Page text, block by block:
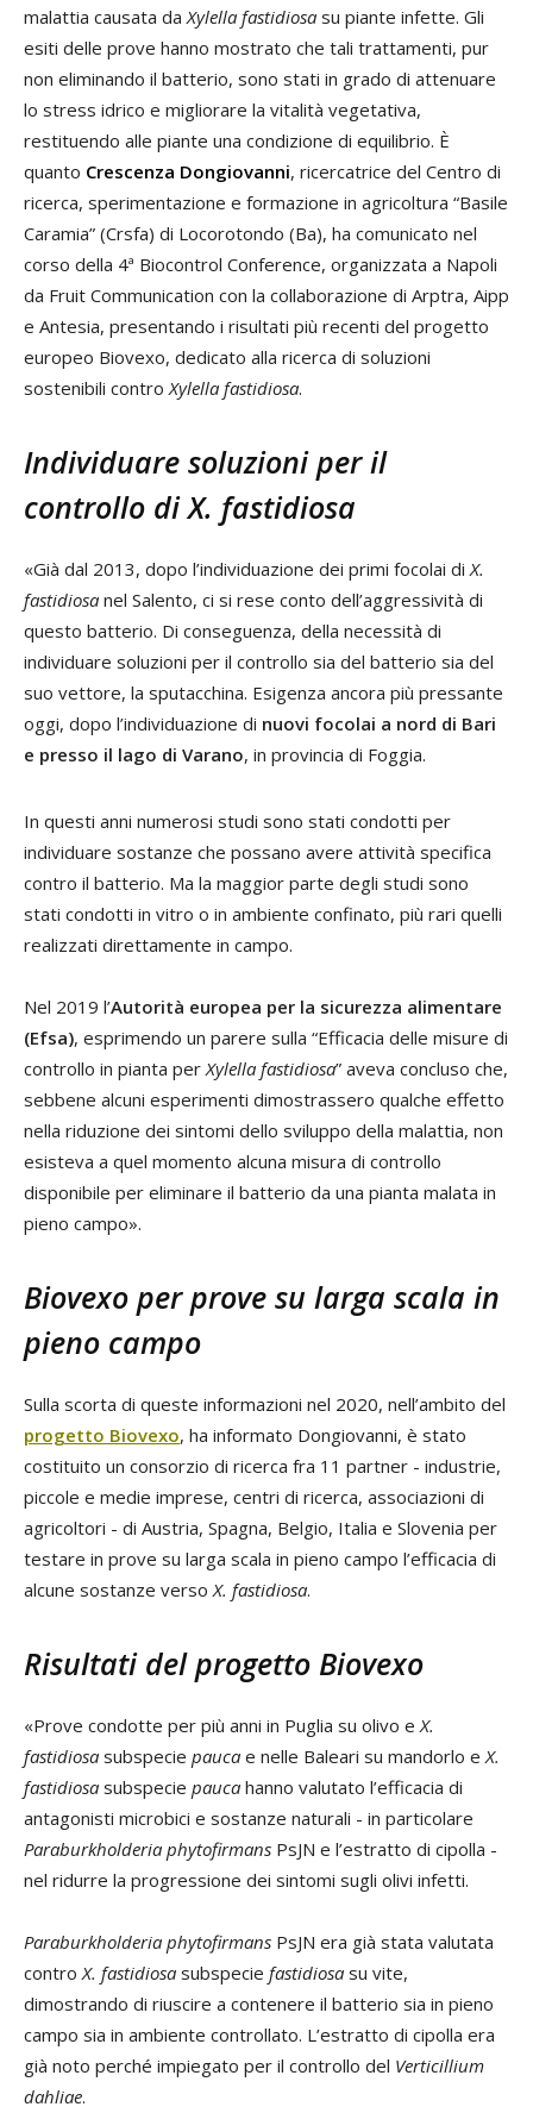
malattia causata da Xylella fastidiosa su piante infette. Gli
esiti delle prove hanno mostrato che tali trattamenti, pur
non eliminando il batterio, sono stati in grado di attenuare
lo stress idrico e migliorare la vitalità vegetativa,
restituendo alle piante una condizione di equilibrio. È
quanto Crescenza Dongiovanni, ricercatrice del Centro di
ricerca, sperimentazione e formazione in agricoltura “Basile
Caramia” (Crsfa) di Locorotondo (Ba), ha comunicato nel
corso della 4ª Biocontrol Conference, organizzata a Napoli
da Fruit Communication con la collaborazione di Arptra, Aipp
e Antesia, presentando i risultati più recenti del progetto
europeo Biovexo, dedicato alla ricerca di soluzioni
sostenibili contro Xylella fastidiosa.
Individuare soluzioni per il
controllo diX. fastidiosa
«Già dal 2013, dopo l’individuazione dei primi focolai di X.
fastidiosa nel Salento, ci si rese conto dell’aggressività di
questo batterio. Di conseguenza, della necessità di
individuare soluzioni per il controllo sia del batterio sia del
suo vettore, la sputacchina. Esigenza ancora più pressante
oggi, dopo l’individuazione di nuovi focolai a nord di Bari
e presso il lago di Varano, in provincia di Foggia.
In questi anni numerosi studi sono stati condotti per
individuare sostanze che possano avere attività specifica
contro il batterio. Ma la maggior parte degli studi sono
stati condotti in vitro o in ambiente confinato, più rari quelli
realizzati direttamente in campo.
Nel 2019 l’Autorità europea per la sicurezza alimentare
(Efsa), esprimendo un parere sulla “Efficacia delle misure di
controllo in pianta per Xylella fastidiosa” aveva concluso che,
sebbene alcuni esperimenti dimostrassero qualche effetto
nella riduzione dei sintomi dello sviluppo della malattia, non
esisteva a quel momento alcuna misura di controllo
disponibile per eliminare il batterio da una pianta malata in
pieno campo».
Biovexo per prove su larga scala in
pieno campo
Sulla scorta di queste informazioni nel 2020, nell’ambito del
progetto Biovexo, ha informato Dongiovanni, è stato
costituito un consorzio di ricerca fra 11 partner - industrie,
piccole e medie imprese, centri di ricerca, associazioni di
agricoltori - di Austria, Spagna, Belgio, Italia e Slovenia per
testare in prove su larga scala in pieno campo l’efficacia di
alcune sostanze verso X. fastidiosa.
Risultati del progetto Biovexo
«Prove condotte per più anni in Puglia su olivo e X.
fastidiosa subspecie pauca e nelle Baleari su mandorlo e X.
fastidiosa subspecie pauca hanno valutato l’efficacia di
antagonisti microbici e sostanze naturali - in particolare
Paraburkholderia phytofirmans PsJN e l’estratto di cipolla -
nel ridurre la progressione dei sintomi sugli olivi infetti.
Paraburkholderia phytofirmans PsJN era già stata valutata
contro X. fastidiosa subspecie fastidiosa su vite,
dimostrando di riuscire a contenere il batterio sia in pieno
campo sia in ambiente controllato. L’estratto di cipolla era
già noto perché impiegato per il controllo del Verticillium
dahliae.